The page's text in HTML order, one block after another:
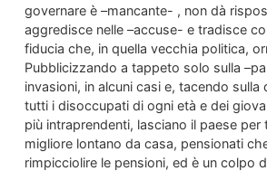
governare è –mancante- , non dà
aggredisce nelle –accuse- e tradisce
fiducia che, in quella vecchia politica,
Pubblicizzando a tappeto solo sulla
invasioni, in alcuni casi e, tacendo sulla
tutti i disoccupati di ogni età e dei
più intraprendenti, lasciano il paese per
migliore lontano da casa, pensionati
rimpicciolire le pensioni, ed è un colpo